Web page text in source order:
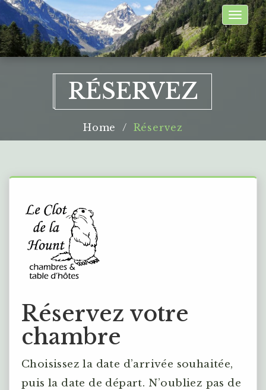
Toggle
RÉSERVEZ
Home Réservez
Réservez votre
chambre
Choisissez la date d’arrivée souhaitée,
puis la date de départ. N’oubliez pas de